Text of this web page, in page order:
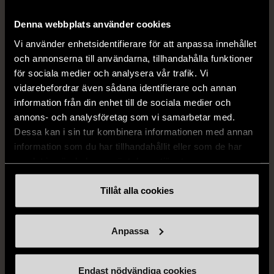
Denna webbplats använder cookies
Vi använder enhetsidentifierare för att anpassa innehållet
och annonserna till användarna, tillhandahålla funktioner
för sociala medier och analysera vår trafik. Vi
vidarebefordrar även sådana identifierare och annan
information från din enhet till de sociala medier och
annons- och analysföretag som vi samarbetar med.
Dessa kan i sin tur kombinera informationen med annan
information som du har tillhandahållit eller som de har
Tillåt alla cookies
Anpassa
Endast nödvändiga cookies
XXL (54) Nytt skick
399 kr
Mycket gott skick
399 kr
DRESSMANN
pressveck
BONDELID
- Blå vit
XL (52)
Mycket gott skick